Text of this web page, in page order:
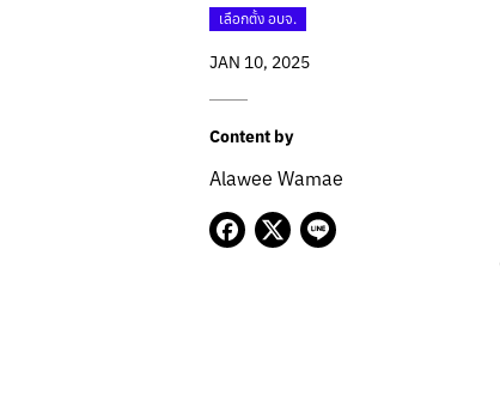
เลือกตั้ง อบจ.
JAN 10, 2025
Content by
Alawee Wamae